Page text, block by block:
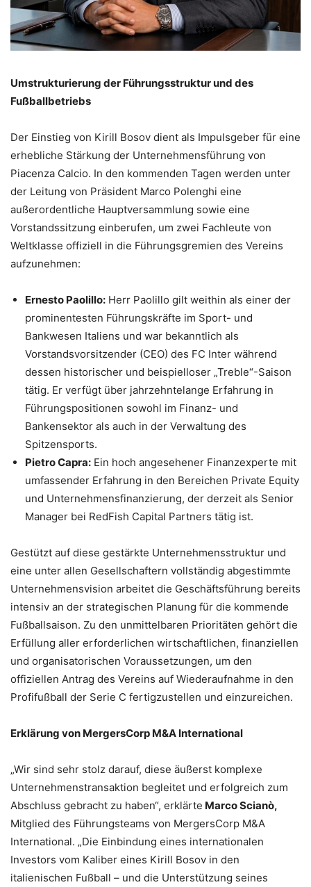
Umstrukturierung der Führungsstruktur und des
Fußballbetriebs
Der Einstieg von Kirill Bosov dient als Impulsgeber für eine
erhebliche Stärkung der Unternehmensführung von
Piacenza Calcio. In den kommenden Tagen werden unter
der Leitung von Präsident Marco Polenghi eine
außerordentliche Hauptversammlung sowie eine
Vorstandssitzung einberufen, um zwei Fachleute von
Weltklasse offiziell in die Führungsgremien des Vereins
aufzunehmen:
Ernesto Paolillo: Herr Paolillo gilt weithin als einer der
prominentesten Führungskräfte im Sport- und
Bankwesen Italiens und war bekanntlich als
Vorstandsvorsitzender (CEO) des FC Inter während
dessen historischer und beispielloser „Treble“-Saison
tätig. Er verfügt über jahrzehntelange Erfahrung in
Führungspositionen sowohl im Finanz- und
Bankensektor als auch in der Verwaltung des
Spitzensports.
Pietro Capra: Ein hoch angesehener Finanzexperte mit
umfassender Erfahrung in den Bereichen Private Equity
und Unternehmensfinanzierung, der derzeit als Senior
Manager bei RedFish Capital Partners tätig ist.
Gestützt auf diese gestärkte Unternehmensstruktur und
eine unter allen Gesellschaftern vollständig abgestimmte
Unternehmensvision arbeitet die Geschäftsführung bereits
intensiv an der strategischen Planung für die kommende
Fußballsaison. Zu den unmittelbaren Prioritäten gehört die
Erfüllung aller erforderlichen wirtschaftlichen, finanziellen
und organisatorischen Voraussetzungen, um den
offiziellen Antrag des Vereins auf Wiederaufnahme in den
Profifußball der Serie C fertigzustellen und einzureichen.
Erklärung von MergersCorp M&A International
„Wir sind sehr stolz darauf, diese äußerst komplexe
Unternehmenstransaktion begleitet und erfolgreich zum
Abschluss gebracht zu haben“, erklärte Marco Scianò,
Mitglied des Führungsteams von MergersCorp M&A
International. „Die Einbindung eines internationalen
Investors vom Kaliber eines Kirill Bosov in den
italienischen Fußball – und die Unterstützung seines